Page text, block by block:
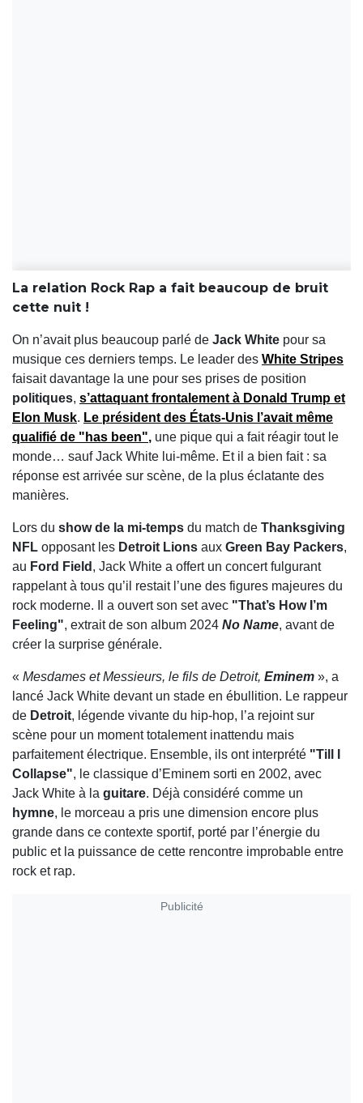
La relation Rock Rap a fait beaucoup de bruit
cette nuit !
On n’avait plus beaucoup parlé de Jack White pour sa
musique ces derniers temps. Le leader des White Stripes
faisait davantage la une pour ses prises de position
politiques, s’attaquant frontalement à Donald Trump et
Elon Musk. Le président des États-Unis l’avait même
qualifié de "has been", une pique qui a fait réagir tout le
monde… sauf Jack White lui-même. Et il a bien fait : sa
réponse est arrivée sur scène, de la plus éclatante des
manières.
Lors du show de la mi-temps du match de Thanksgiving
NFL opposant les Detroit Lions aux Green Bay Packers,
au Ford Field , Jack White a offert un concert fulgurant
rappelant à tous qu’il restait l’une des figures majeures du
rock moderne. Il a ouvert son set avec "That’s How I’m
Feeling", extrait de son album 2024 No Name, avant de
créer la surprise générale.
« Mesdames et Messieurs, le fils de Detroit, Eminem », a
lancé Jack White devant un stade en ébullition. Le rappeur
de Detroit, légende vivante du hip-hop, l’a rejoint sur
scène pour un moment totalement inattendu mais
parfaitement électrique. Ensemble, ils ont interprété "Till I
Collapse", le classique d’Eminem sorti en 2002, avec
Jack White à la guitare. Déjà considéré comme un
hymne, le morceau a pris une dimension encore plus
grande dans ce contexte sportif, porté par l’énergie du
public et la puissance de cette rencontre improbable entre
rock et rap.
Publicité